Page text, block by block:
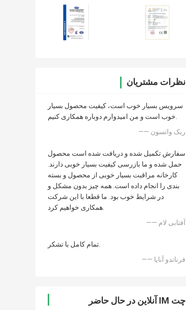
نظرات مشتریان
سرویس بسیار خوب است، کیفیت محصول بسیار
خوب است و من امیدوارم دوباره همکاری کنیم.
—— ریک واتسون
سفارش تکمیل شده و دریافت شده است محصول
حمل شده و ما بازرسی کیفیت بسیار خوبی دارند.
کارخانه مراقبت بسیار خوبی از محصول و بسته
بندی را انجام داده است. همه چیز بدون مشکل و
در شرایط خوب بود. ما قطعا با این شرکت
همکاری خواهیم کرد.
—— آفتابی لام
تمام کامل با تشکر.
—— فرناندو آنایا
چت IM آنلاین در حال حاضر